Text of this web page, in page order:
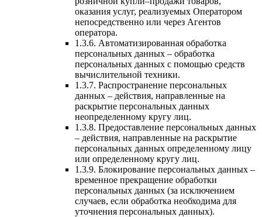
оказания услуг, реализуемых Оператором
непосредственно или через Агентов
оператора.
1.3.6. Автоматизированная обработка
персональных данных – обработка
персональных данных с помощью средств
вычислительной техники.
1.3.7. Распространение персональных
данных – действия, направленные на
раскрытие персональных данных
неопределенному кругу лиц.
1.3.8. Предоставление персональных данных
– действия, направленные на раскрытие
персональных данных определенному лицу
или определенному кругу лиц.
1.3.9. Блокирование персональных данных –
временное прекращение обработки
персональных данных (за исключением
случаев, если обработка необходима для
уточнения персональных данных).